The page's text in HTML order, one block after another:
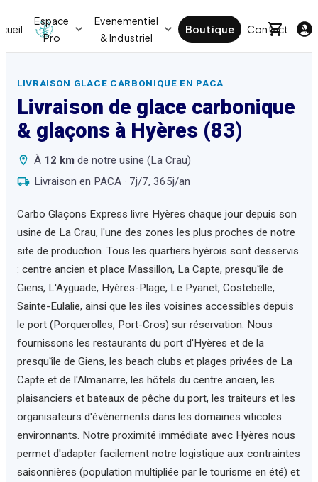
Espace
Pro
Evenementiel
& Industriel
Boutique Contact
LIVRAISON GLACE CARBONIQUE EN PACA
Livraison de glace carbonique
& glaçons à Hyères (83)
À 12 km de notre usine (La Crau)
Livraison en PACA · 7j/7, 365j/an
Carbo Glaçons Express livre Hyères chaque jour depuis son
usine de La Crau, l'une des zones les plus proches de notre
site de production. Tous les quartiers hyérois sont desservis
: centre ancien et place Massillon, La Capte, presqu'île de
Giens, L'Ayguade, Hyères-Plage, Le Pyanet, Costebelle,
Sainte-Eulalie, ainsi que les îles voisines accessibles depuis
le port (Porquerolles, Port-Cros) sur réservation. Nous
fournissons les restaurants du port d'Hyères et de la
presqu'île de Giens, les beach clubs et plages privées de La
Capte et de l'Almanarre, les hôtels du centre ancien, les
plaisanciers et bateaux de pêche du port, les traiteurs et les
organisateurs d'événements dans les domaines viticoles
environnants. Notre proximité immédiate avec Hyères nous
permet d'adapter facilement notre logistique aux contraintes
saisonnières (population multipliée par le tourisme en été) et